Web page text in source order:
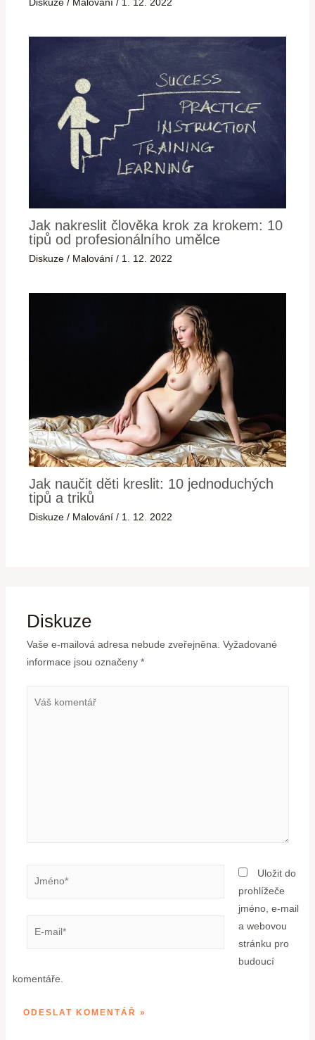
Diskuze / Malování / 1. 12. 2022
Jak nakreslit člověka krok za krokem: 10
tipů od profesionálního umělce
Diskuze / Malování / 1. 12. 2022
Jak naučit děti kreslit: 10 jednoduchých
tipů a triků
Diskuze / Malování / 1. 12. 2022
Diskuze
Vaše e-mailová adresa nebude zveřejněna. Vyžadované
informace jsou označeny *
Uložit do
prohlížeče
jméno, e-mail
a webovou
stránku pro
budoucí
komentáře.